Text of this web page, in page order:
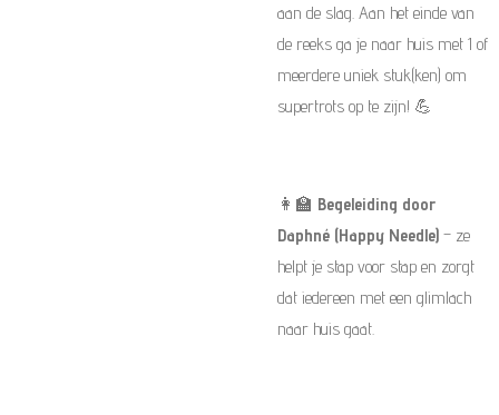
aan de slag. Aan het einde van
de reeks ga je naar huis met 1 of
meerdere uniek stuk(ken) om
supertrots op te zijn! 💪
👩‍🏫 Begeleiding door
Daphné (Happy Needle) – ze
helpt je stap voor stap en zorgt
dat iedereen met een glimlach
naar huis gaat.